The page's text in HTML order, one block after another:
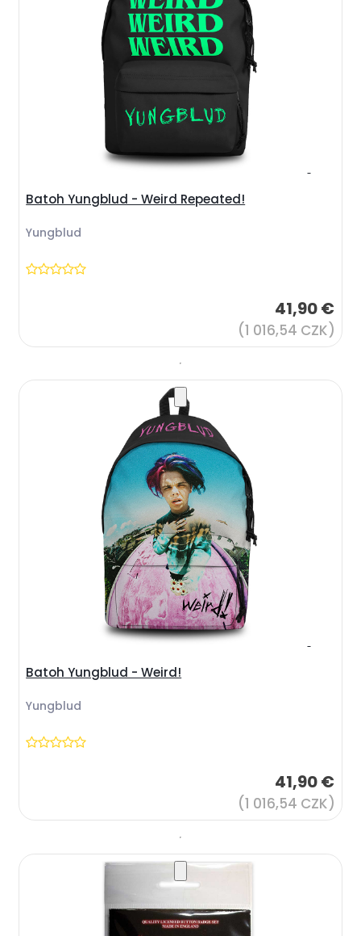
Batoh Yungblud - Weird Repeated!
Yungblud
41,90 €
(1 016,54 CZK)
Batoh Yungblud - Weird!
Yungblud
41,90 €
(1 016,54 CZK)